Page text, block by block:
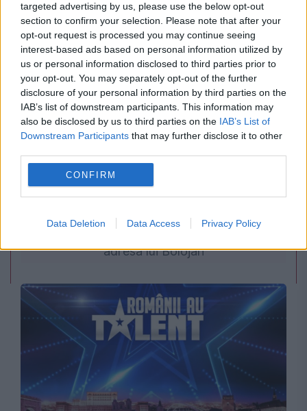
targeted advertising by us, please use the below opt-out
section to confirm your selection. Please note that after your
opt-out request is processed you may continue seeing
interest-based ads based on personal information utilized by
us or personal information disclosed to third parties prior to
your opt-out. You may separately opt-out of the further
disclosure of your personal information by third parties on the
IAB’s list of downstream participants. This information may
also be disclosed by us to third parties on the IAB’s List of
Downstream Participants that may further disclose it to other
CONFIRM
Data Deletion Data Access Privacy Policy
PSD cere activarea mecanismului european
menținerea centralelor pe cărbune. Critici la
adresa lui Bolojan